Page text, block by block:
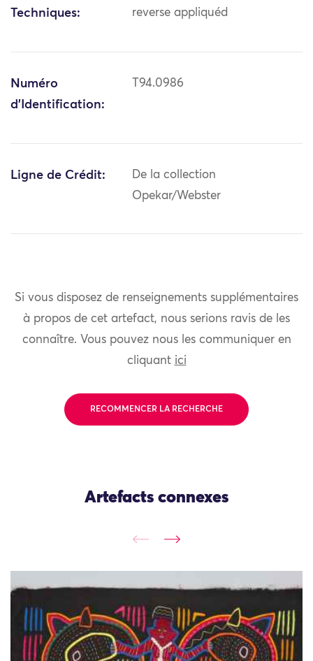
Techniques: reverse appliquéd
Numéro
d'Identification:
T94.0986
Ligne de Crédit:
De la collection
Opekar/Webster
Si vous disposez de renseignements supplémentaires
à propos de cet artefact, nous serions ravis de les
connaître. Vous pouvez nous les communiquer en
cliquant ici
RECOMMENCER LA RECHERCHE
Artefacts connexes